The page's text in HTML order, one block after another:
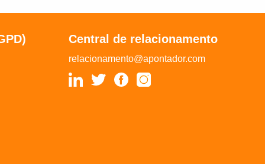
Central de relacionamento
relacionamento@apontador.com